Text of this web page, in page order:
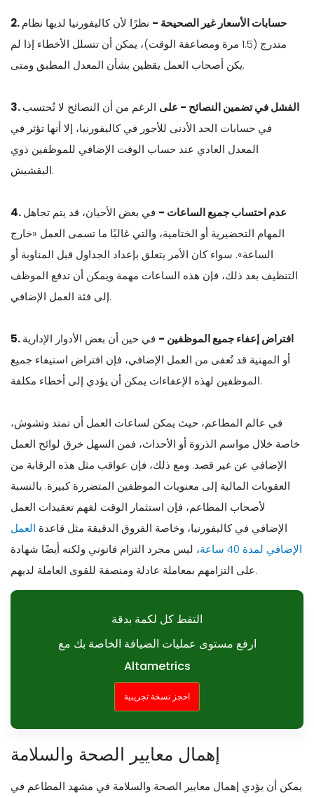
2. حسابات الأسعار غير الصحيحة - نظرًا لأن كاليفورنيا لديها نظام
متدرج (1.5 مرة ومضاعفة الوقت)، يمكن أن تتسلل الأخطاء إذا لم
يكن أصحاب العمل يقظين بشأن المعدل المطبق ومتى.
3. الفشل في تضمين النصائح - على الرغم من أن النصائح لا تُحتسب
في حسابات الحد الأدنى للأجور في كاليفورنيا، إلا أنها تؤثر في
المعدل العادي عند حساب الوقت الإضافي للموظفين ذوي
البقشيش.
4. عدم احتساب جميع الساعات - في بعض الأحيان، قد يتم تجاهل
المهام التحضيرية أو الختامية، والتي غالبًا ما تسمى العمل «خارج
الساعة». سواء كان الأمر يتعلق بإعداد الجداول قبل المناوبة أو
التنظيف بعد ذلك، فإن هذه الساعات مهمة ويمكن أن تدفع الموظف
إلى فئة العمل الإضافي.
5. افتراض إعفاء جميع الموظفين - في حين أن بعض الأدوار الإدارية
أو المهنية قد تُعفى من العمل الإضافي، فإن افتراض استيفاء جميع
الموظفين لهذه الإعفاءات يمكن أن يؤدي إلى أخطاء مكلفة.
في عالم المطاعم، حيث يمكن لساعات العمل أن تمتد وتشوش،
خاصة خلال مواسم الذروة أو الأحداث، فمن السهل خرق لوائح العمل
الإضافي عن غير قصد. ومع ذلك، فإن عواقب مثل هذه الرقابة من
العقوبات المالية إلى معنويات الموظفين المتضررة كبيرة. بالنسبة
لأصحاب المطاعم، فإن استثمار الوقت لفهم تعقيدات العمل
الإضافي في كاليفورنيا، وخاصة الفروق الدقيقة مثل قاعدة العمل
الإضافي لمدة 40 ساعة
، ليس مجرد التزام قانوني ولكنه أيضًا شهادة
على التزامهم بمعاملة عادلة ومنصفة للقوى العاملة لديهم.
التقط كل لكمة بدقة
ارفع مستوى عمليات الضيافة الخاصة بك مع
Altametrics
احجز نسخة تجريبية
إهمال معايير الصحة والسلامة
يمكن أن يؤدي إهمال معايير الصحة والسلامة في مشهد المطاعم في